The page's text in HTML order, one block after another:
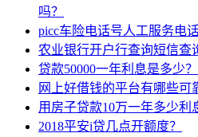
吗？
picc车险电话号人工服务电
农业银行开户行查询短信查
贷款50000一年利息是多少
网上好借钱的平台有哪些可
用房子贷款10万一年多少利
2018平安i贷几点开额度？